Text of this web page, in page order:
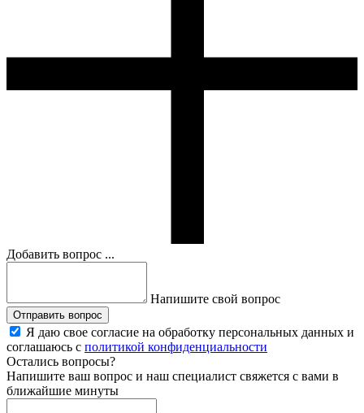
Добавить вопрос ...
Напишите свой вопрос
Отправить вопрос
Я даю свое согласие на обработку персональных данных и
соглашаюсь с политикой конфиденциальности
Остались вопросы?
Напишите ваш вопрос и наш специалист свяжется с вами в
ближайшие минуты